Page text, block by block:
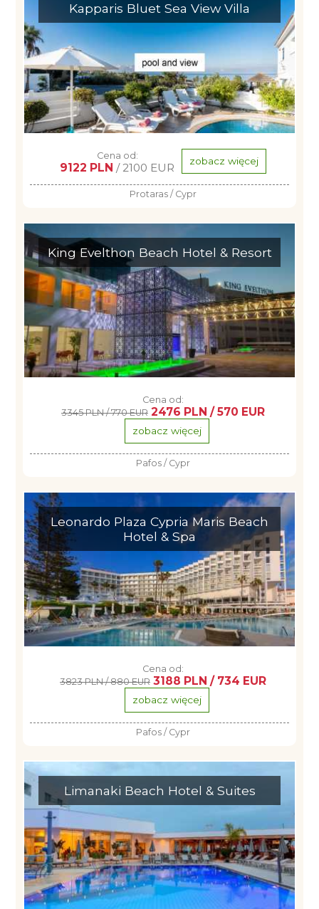
Kapparis Bluet Sea View Villa
Cena od:
9122 PLN / 2100 EUR zobacz więcej
Protaras / Cypr
King Evelthon Beach Hotel & Resort
Cena od:
3345 PLN / 770 EUR 2476 PLN / 570 EUR
zobacz więcej
Pafos / Cypr
Leonardo Plaza Cypria Maris Beach
Hotel & Spa
Cena od:
3823 PLN / 880 EUR 3188 PLN / 734 EUR
zobacz więcej
Pafos / Cypr
Limanaki Beach Hotel & Suites